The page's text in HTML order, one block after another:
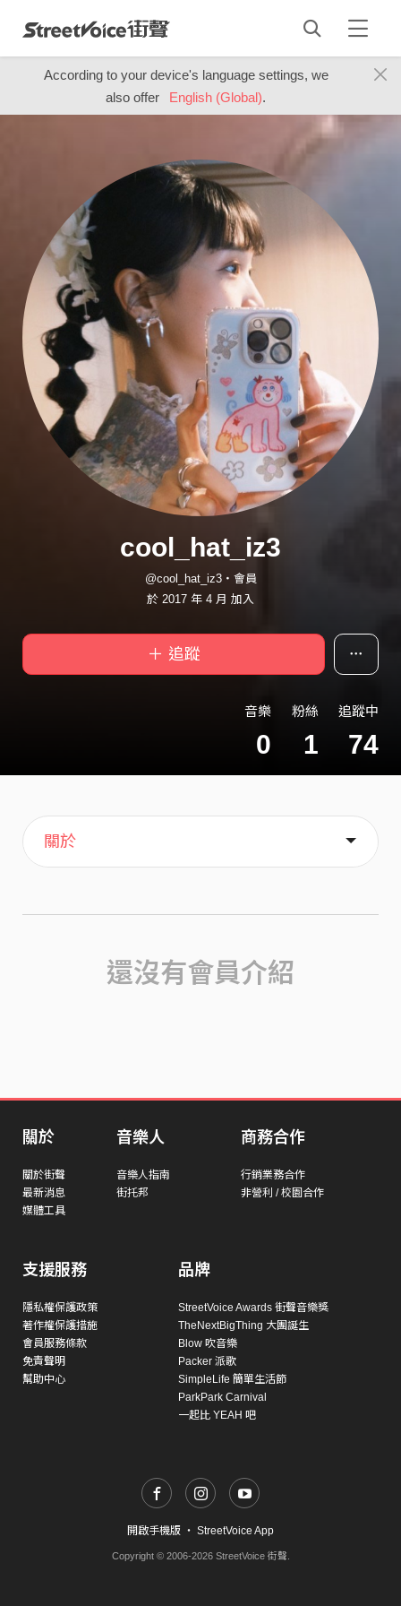
According to your device's language settings, we
also offer
English (Global).
cool_hat_iz3
@cool_hat_iz3・會員
於 2017 年 4 月 加入
＋ 追蹤
音樂
0
粉絲
1
追蹤中
74
主頁
喜歡
關於
還沒有會員介紹
關於
關於街聲
最新消息
媒體工具
音樂人
音樂人指南
街托邦
商務合作
行銷業務合作
非營利 / 校園合作
支援服務
隱私權保護政策
著作權保護措施
會員服務條款
免責聲明
幫助中心
品牌
StreetVoice Awards 街聲音樂獎
TheNextBigThing 大團誕生
Blow 吹音樂
Packer 派歌
SimpleLife 簡單生活節
ParkPark Carnival
一起比 YEAH 吧
開啟手機版 ・ StreetVoice App
Copyright © 2006-2026 StreetVoice 街聲.